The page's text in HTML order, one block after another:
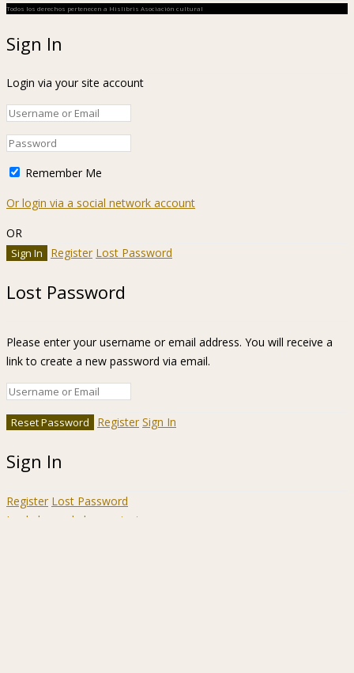
Todos los derechos pertenecen a Hislibris Asociación cultural
Sign In
Login via your site account
Remember Me
Or login via a social network account
OR
Register Lost Password
Lost Password
Please enter your username or email address. You will receive a
link to create a new password via email.
Register Sign In
Sign In
Register Lost Password
Ir a la barra de herramientas